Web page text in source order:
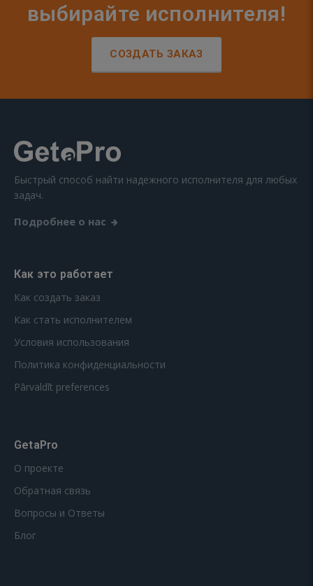
выбирайте исполнителя!
СОЗДАТЬ ЗАКАЗ
Быстрый способ найти надежного исполнителя для любых
задач.
Подробнее о нас
Как это работает
Как создать заказ
Как стать исполнителем
Условия использования
Политика конфиденциальности
Pārvaldīt preferences
GetaPro
О проекте
Обратная связь
Вопросы и Ответы
Блог